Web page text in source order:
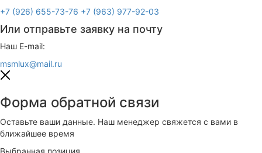
+7 (926) 655-73-76 +7 (963) 977-92-03
Или отправьте заявку на почту
Наш E-mail:
msmlux@mail.ru
Форма обратной связи
Оставьте ваши данные. Наш менеджер свяжется с вами в
ближайшее время